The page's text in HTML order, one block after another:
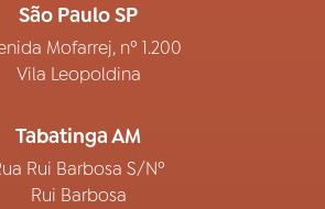
São Paulo SP
Mofarrej, nº 1.200
Vila Leopoldina
Tabatinga AM
Rui Barbosa S/Nº
Rui Barbosa